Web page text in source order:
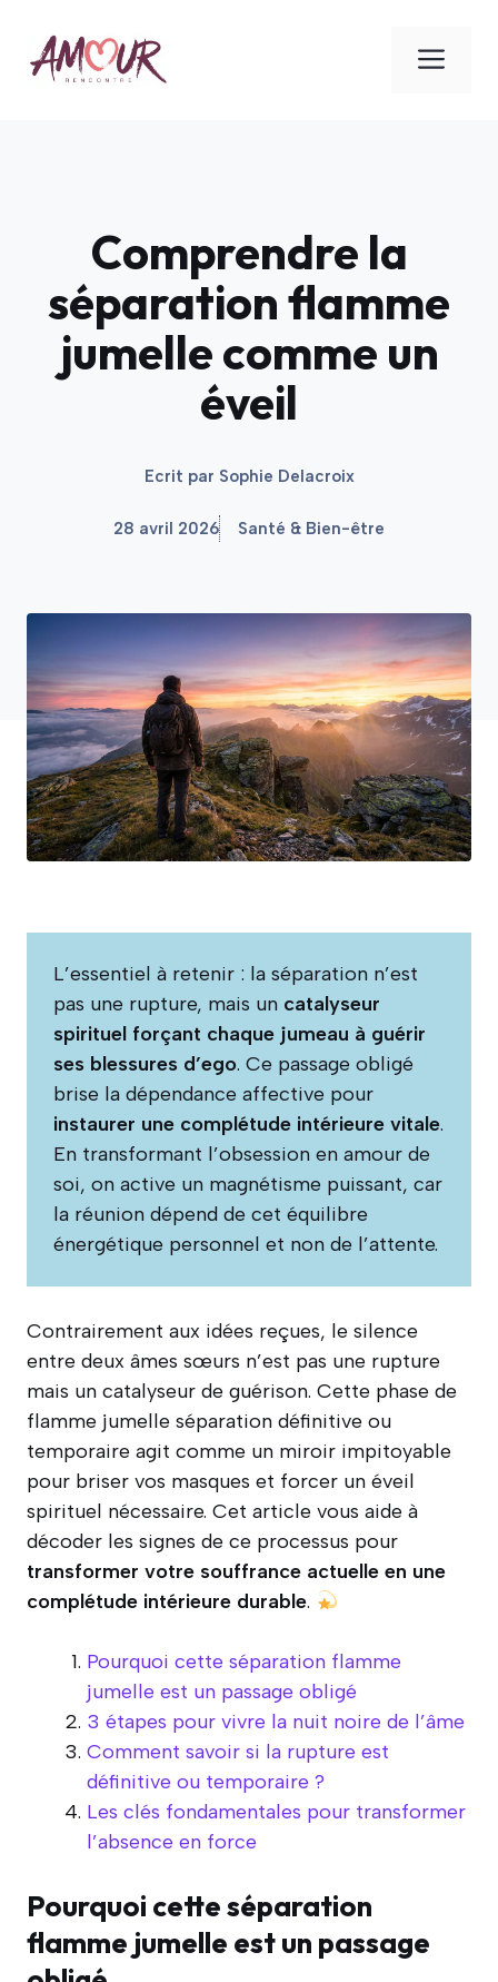
contenu
Comprendre la
séparation flamme
jumelle comme un
éveil
Ecrit par Sophie Delacroix
28 avril 2026 Santé & Bien-être
L’essentiel à retenir : la séparation n’est
pas une rupture, mais un catalyseur
spirituel forçant chaque jumeau à guérir
ses blessures d’ego. Ce passage obligé
brise la dépendance affective pour
instaurer une complétude intérieure vitale.
En transformant l’obsession en amour de
soi, on active un magnétisme puissant, car
la réunion dépend de cet équilibre
énergétique personnel et non de l’attente.
Contrairement aux idées reçues, le silence
entre deux âmes sœurs n’est pas une rupture
mais un catalyseur de guérison. Cette phase de
flamme jumelle séparation définitive ou
temporaire agit comme un miroir impitoyable
pour briser vos masques et forcer un éveil
spirituel nécessaire. Cet article vous aide à
décoder les signes de ce processus pour
transformer votre souffrance actuelle en une
complétude intérieure durable.
Pourquoi cette séparation flamme
jumelle est un passage obligé
3 étapes pour vivre la nuit noire de l’âme
Comment savoir si la rupture est
définitive ou temporaire ?
Les clés fondamentales pour transformer
l’absence en force
Pourquoi cette séparation
flamme jumelle est un passage